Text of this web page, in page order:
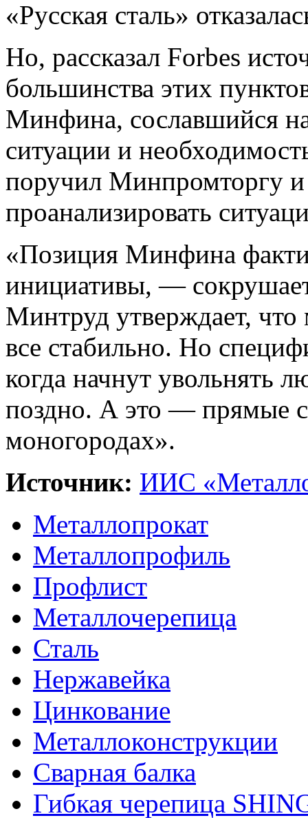
«Русская сталь»
Но, рассказал Forbes
большинства этих
Минфина, сославшийся
ситуации и
поручил Минпромторгу
проанализировать
«Позиция Минфина
инициативы, —
Минтруд утверждает,
все стабильно. Но
когда начнут увольнять
поздно. А это — прямые
моногородах».
Источник: ИИС
Металлопрокат
Металлопрофиль
Профлист
Металлочерепица
Сталь
Нержавейка
Цинкование
Металлоконструкции
Сварная балка
Гибкая черепица